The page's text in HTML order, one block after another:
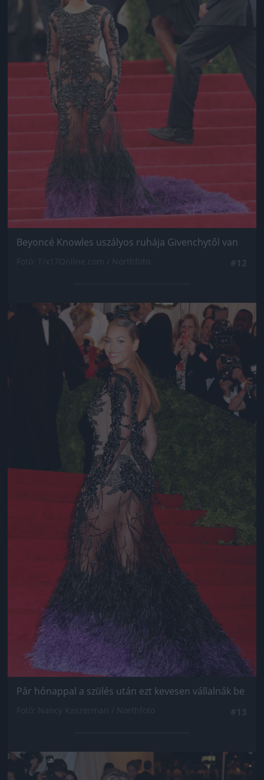
Beyoncé Knowles uszályos ruhája Givenchytől van
Jön még kép!
Pár hónappal a szülés után ezt kevesen vállalnák be
Jön még kép!